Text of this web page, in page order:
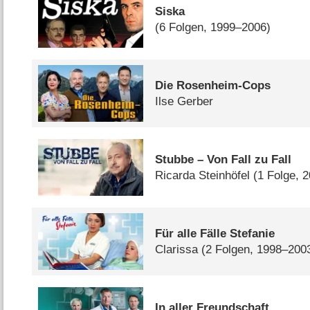
Siska
(6 Folgen, 1999–2006)
Die Rosenheim-Cops
Ilse Gerber
Stubbe – Von Fall zu Fall
Ricarda Steinhöfel (1 Folge,
Für alle Fälle Stefanie
Clarissa (2 Folgen,